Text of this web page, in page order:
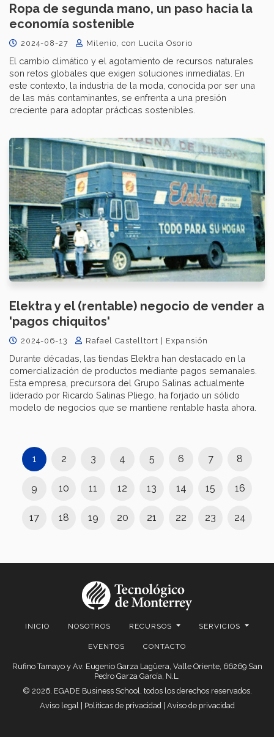
Ropa de segunda mano, un paso hacia la
economía sostenible
2024-08-27 Milenio, con Lucila Osorio
El cambio climático y el agotamiento de recursos naturales
son retos globales que exigen soluciones inmediatas. En
este contexto, la industria de la moda, conocida por ser una
de las más contaminantes, se enfrenta a una presión
creciente para adoptar prácticas sostenibles.
Elektra y el (rentable) negocio de vender a
'pagos chiquitos'
2024-06-13 Rafael Castelltort | Expansión
Durante décadas, las tiendas Elektra han destacado en la
comercialización de productos mediante pagos semanales.
Esta empresa, precursora del Grupo Salinas actualmente
liderado por Ricardo Salinas Pliego, ha forjado un sólido
modelo de negocios que se mantiene rentable hasta ahora.
1 2 3 4 5 6 7 8
9 10 11 12 13 14 15 16
17 18 19 20 21 22 23 24
INICIO NOSOTROS RECURSOS SERVICIOS
EVENTOS CONTACTO
Rufino Tamayo y Av. Eugenio Garza Lagüera, Valle Oriente, 66269 San
Pedro Garza García, N.L.
© 2026. EGADE Business School, todos los derechos reservados.
Aviso legal
Políticas de privacidad Aviso de privacidad